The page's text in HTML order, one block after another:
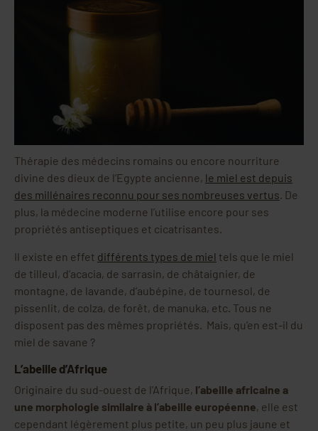
Thérapie des médecins romains ou encore nourriture
divine des dieux de l’Egypte ancienne, le miel est depuis
des millénaires reconnu pour ses nombreuses vertus . De
plus, la médecine moderne l’utilise encore pour ses
propriétés antiseptiques et cicatrisantes.
Il existe en effet différents types de miel tels que le miel
de tilleul, d’acacia, de sarrasin, de châtaignier, de
montagne, de lavande, d’aubépine, de tournesol, de
pissenlit, de colza, de forêt, de manuka, etc. Tous ne
disposent pas des mêmes propriétés. Mais, qu’en est-il du
miel de savane ?
L’abeille d’Afrique
Originaire du sud-ouest de l'Afrique, l’abeille africaine a
une morphologie similaire à l’abeille européenne, elle est
cependant légèrement plus petite, un peu plus jaune et